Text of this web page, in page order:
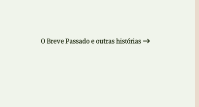
Rubricas
O Breve Passado e outras histórias